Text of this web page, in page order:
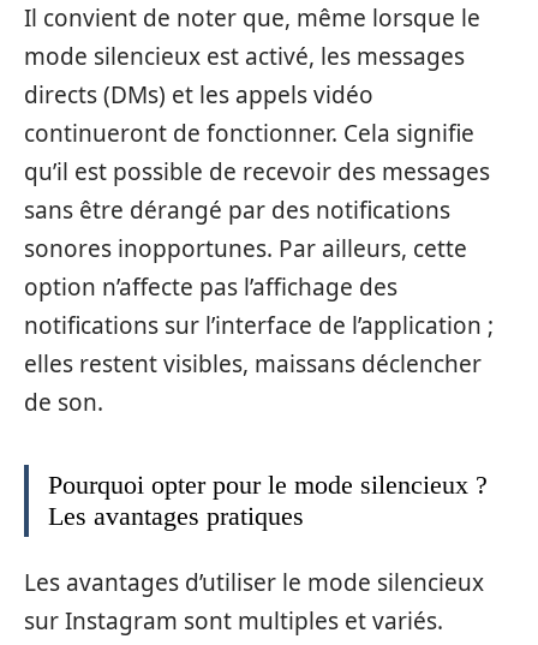
Il convient de noter que, même lorsque le
mode silencieux est activé, les messages
directs (DMs) et les appels vidéo
continueront de fonctionner. Cela signifie
qu’il est possible de recevoir des messages
sans être dérangé par des notifications
sonores inopportunes. Par ailleurs, cette
option n’affecte pas l’affichage des
notifications sur l’interface de l’application ;
elles restent visibles, maissans déclencher
de son.
Pourquoi opter pour le mode silencieux ?
Les avantages pratiques
Les avantages d’utiliser le mode silencieux
sur Instagram sont multiples et variés.